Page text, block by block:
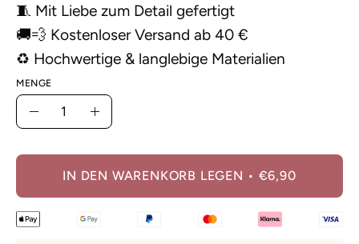
🧵 Mit Liebe zum Detail gefertigt
🚚💨 Kostenloser Versand ab 40 €
♻️ Hochwertige & langlebige Materialien
MENGE
Menge
Menge
Menge
IN DEN WARENKORB LEGEN €6,90